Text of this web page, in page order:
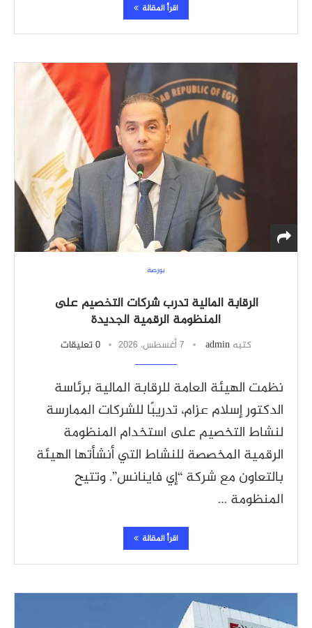
اقرأ المقالة
بورصة
الرقابة المالية تدرب شركات التخصيم على
المنظومة الرقمية الجديدة
كتبه admin 7 أغسطس، 2026 0 تعليقات
نظمت الهيئة العامة للرقابة المالية برئاسة
الدكتور إسلام عزام، تدريبًا للشركات الممارسة
لنشاط التخصيم على استخدام المنظومة
الرقمية المخصصة للنشاط التي أنشأتها الهيئة
بالتعاون مع شركة “إي فاينانس”. وتتيح
المنظومة …
اقرأ المقالة